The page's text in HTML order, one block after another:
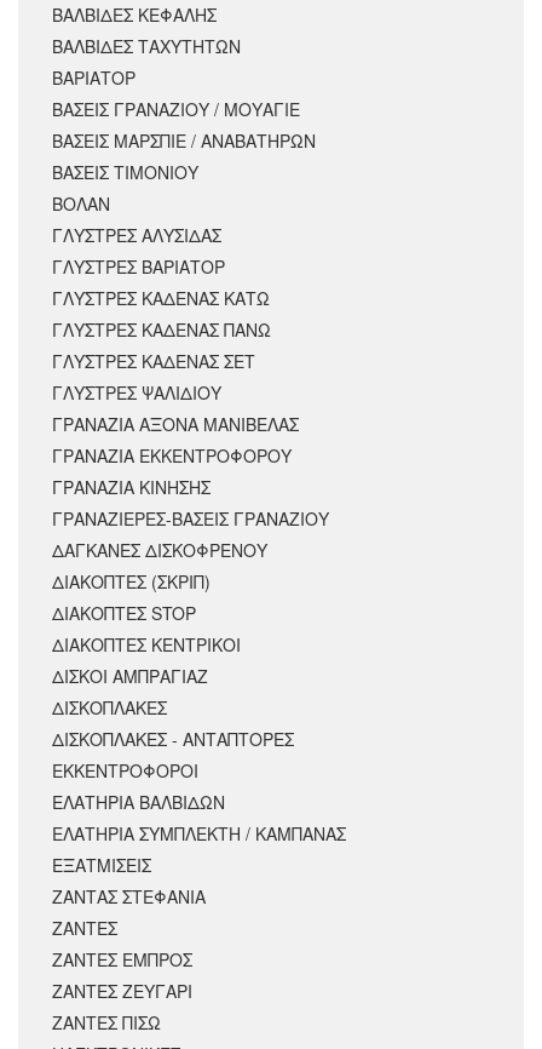
ΒΑΛΒΙΔΕΣ ΚΕΦΑΛΗΣ
ΒΑΛΒΙΔΕΣ ΤΑΧΥΤΗΤΩΝ
ΒΑΡΙΑΤΟΡ
ΒΑΣΕΙΣ ΓΡΑΝΑΖΙΟΥ / ΜΟΥΑΓΙΕ
ΒΑΣΕΙΣ ΜΑΡΣΠΙΕ / ΑΝΑΒΑΤΗΡΩΝ
ΒΑΣΕΙΣ ΤΙΜΟΝΙΟΥ
ΒΟΛΑΝ
ΓΛΥΣΤΡΕΣ ΑΛΥΣΙΔΑΣ
ΓΛΥΣΤΡΕΣ ΒΑΡΙΑΤΟΡ
ΓΛΥΣΤΡΕΣ ΚΑΔΕΝΑΣ ΚΑΤΩ
ΓΛΥΣΤΡΕΣ ΚΑΔΕΝΑΣ ΠΑΝΩ
ΓΛΥΣΤΡΕΣ ΚΑΔΕΝΑΣ ΣΕΤ
ΓΛΥΣΤΡΕΣ ΨΑΛΙΔΙΟΥ
ΓΡΑΝΑΖΙΑ ΑΞΟΝΑ ΜΑΝΙΒΕΛΑΣ
ΓΡΑΝΑΖΙΑ ΕΚΚΕΝΤΡΟΦΟΡΟΥ
ΓΡΑΝΑΖΙΑ ΚΙΝΗΣΗΣ
ΓΡΑΝΑΖΙΕΡΕΣ-ΒΑΣΕΙΣ ΓΡΑΝΑΖΙΟΥ
ΔΑΓΚΑΝΕΣ ΔΙΣΚΟΦΡΕΝΟΥ
ΔΙΑΚΟΠΤΕΣ (ΣΚΡΙΠ)
ΔΙΑΚΟΠΤΕΣ STOP
ΔΙΑΚΟΠΤΕΣ ΚΕΝΤΡΙΚΟΙ
ΔΙΣΚΟΙ ΑΜΠΡΑΓΙΑΖ
ΔΙΣΚΟΠΛΑΚΕΣ
ΔΙΣΚΟΠΛΑΚΕΣ - ΑΝΤΑΠΤΟΡΕΣ
ΕΚΚΕΝΤΡΟΦΟΡΟΙ
ΕΛΑΤΗΡΙΑ ΒΑΛΒΙΔΩΝ
ΕΛΑΤΗΡΙΑ ΣΥΜΠΛΕΚΤΗ / ΚΑΜΠΑΝΑΣ
ΕΞΑΤΜΙΣΕΙΣ
ΖΑΝΤΑΣ ΣΤΕΦΑΝΙΑ
ΖΑΝΤΕΣ
ΖΑΝΤΕΣ ΕΜΠΡΟΣ
ΖΑΝΤΕΣ ΖΕΥΓΑΡΙ
ΖΑΝΤΕΣ ΠΙΣΩ